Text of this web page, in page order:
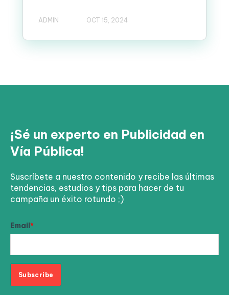
ADMIN OCT 15, 2024
¡Sé un experto en Publicidad en
Vía Pública!
Suscríbete a nuestro contenido y recibe las últimas
tendencias, estudios y tips para hacer de tu
campaña un éxito rotundo ;)
Email *